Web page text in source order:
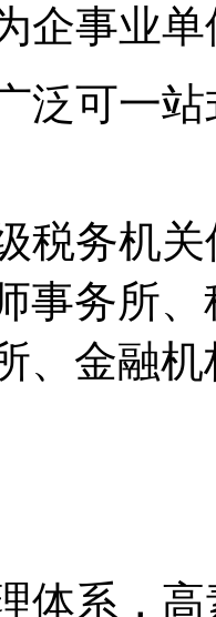
企事业
泛可一
税务机
事务所
、金融
体系，